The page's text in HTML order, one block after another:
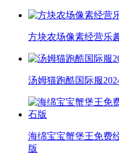
方块农场像素经营乐
汤姆猫跑酷国际服
海绵宝宝蟹堡王免费
版